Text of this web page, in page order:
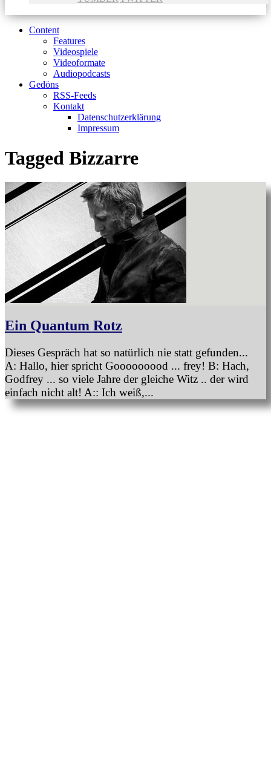
Content
Features
Videospiele
Videoformate
Audiopodcasts
Gedöns
RSS-Feeds
Kontakt
Datenschutzerklärung
Impressum
Tagged Bizzarre
Ein Quantum Rotz
Dieses Gespräch hat so natürlich nie statt gefunden...
A: Hallo, hier spricht Gooooooood ... frey! B: Hach,
Godfrey ... so viele Jahre der gleiche Witz .. der wird
einfach nicht alt! A:: Ich weiß,...